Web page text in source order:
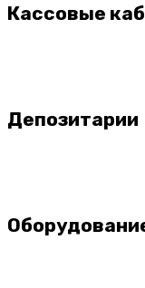
Кассовые
Депозитарии